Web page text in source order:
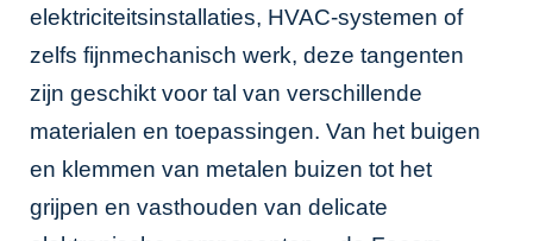
elektriciteitsinstallaties, HVAC-systemen of
zelfs fijnmechanisch werk, deze tangenten
zijn geschikt voor tal van verschillende
materialen en toepassingen. Van het buigen
en klemmen van metalen buizen tot het
grijpen en vasthouden van delicate